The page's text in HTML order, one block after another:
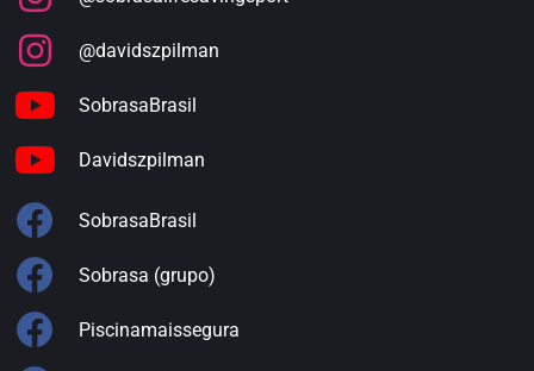
@davidszpilman
SobrasaBrasil
Davidszpilman
SobrasaBrasil
Sobrasa (grupo)
Piscinamaissegura